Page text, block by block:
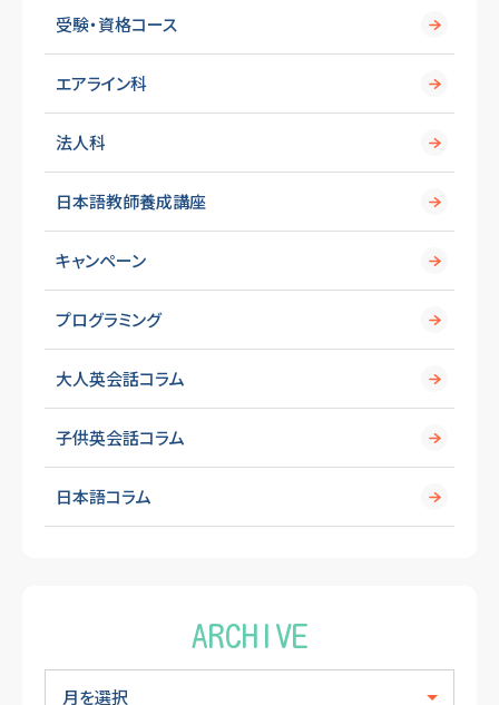
受験・資格コース
エアライン科
法人科
日本語教師養成講座
キャンペーン
プログラミング
大人英会話コラム
子供英会話コラム
日本語コラム
ARCHIVE